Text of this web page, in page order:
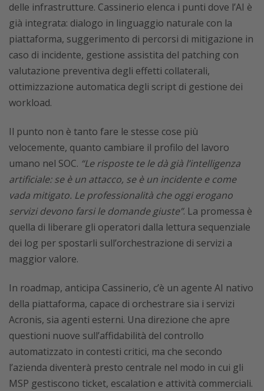
delle infrastrutture. Cassinerio elenca i punti dove l’AI è
già integrata: dialogo in linguaggio naturale con la
piattaforma, suggerimento di percorsi di mitigazione in
caso di incidente, gestione assistita del patching con
valutazione preventiva degli effetti collaterali,
ottimizzazione automatica degli script di gestione dei
workload.
Il punto non è tanto fare le stesse cose più
velocemente, quanto cambiare il profilo del lavoro
umano nel SOC. “Le risposte te le dà già l’intelligenza
artificiale: se è un attacco, se è un incidente e come
vada mitigato. Le professionalità che oggi erogano
servizi devono farsi le domande giuste”. La promessa è
quella di liberare gli operatori dalla lettura sequenziale
dei log per spostarli sull’orchestrazione di servizi a
maggior valore.
In roadmap, anticipa Cassinerio, c’è un agente AI nativo
della piattaforma, capace di orchestrare sia i servizi
Acronis, sia agenti esterni. Una direzione che apre
questioni nuove sull’affidabilità del controllo
automatizzato in contesti critici, ma che secondo
l’azienda diventerà presto centrale nel modo in cui gli
MSP gestiscono ticket, escalation e attività commerciali.